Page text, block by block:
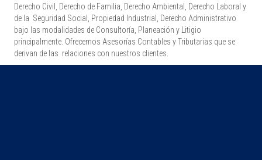
Derecho Civil, Derecho de Familia, Derecho Ambiental, Derecho Laboral y
de la Seguridad Social, Propiedad Industrial, Derecho Administrativo
bajo las modalidades de Consultoría, Planeación y Litigio
principalmente. Ofrecemos Asesorías Contables y Tributarias que se
derivan de las relaciones con nuestros clientes.